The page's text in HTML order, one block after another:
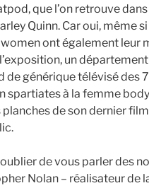
que l’on retrouve
Quinn. Car oui, même
ont également leur
un
générique télévisé des
spartiates à la femme
de son dernier
de vous parler des
Nolan – réalisateur de